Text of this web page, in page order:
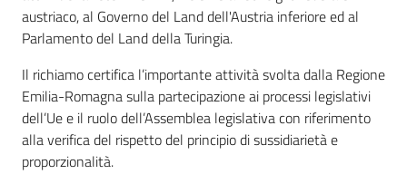
austriaco, al Governo del Land dell'Austria inferiore ed al
Parlamento del Land della Turingia.
Il richiamo certifica l’importante attività svolta dalla Regione
Emilia-Romagna sulla partecipazione ai processi legislativi
dell’Ue e il ruolo dell’Assemblea legislativa con riferimento
alla verifica del rispetto del principio di sussidiarietà e
proporzionalità.